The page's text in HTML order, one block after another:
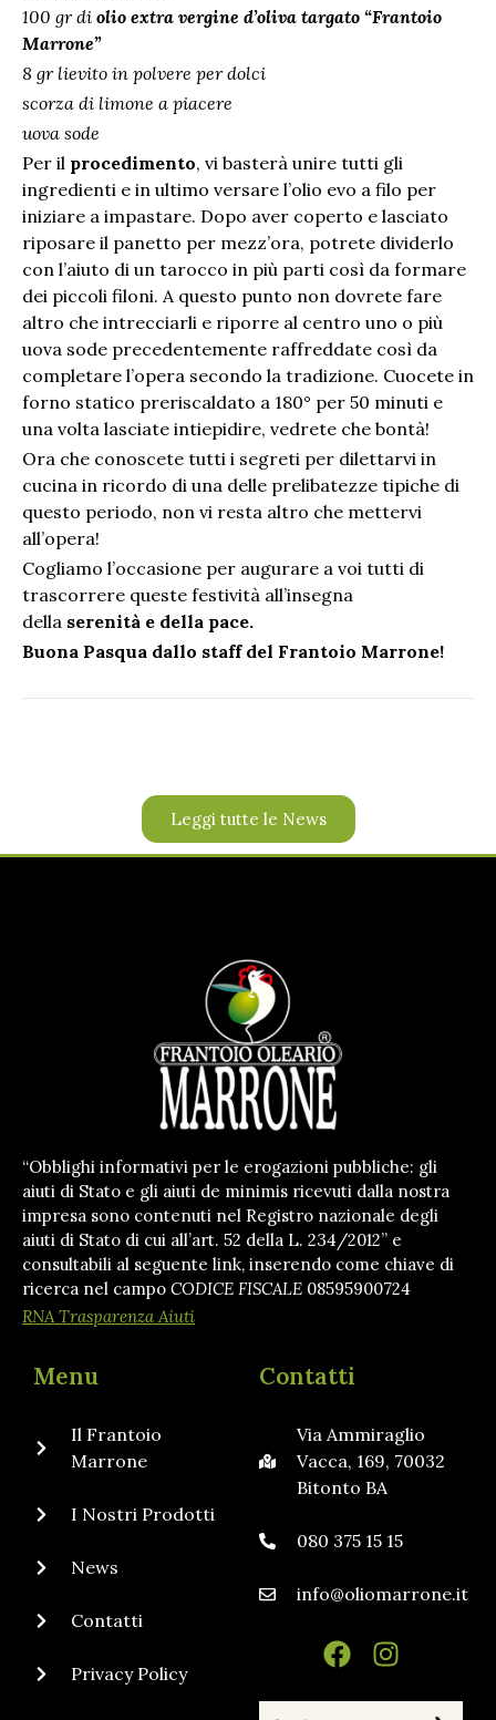
100 gr di olio extra vergine d’oliva targato “Frantoio
Marrone”
8 gr lievito in polvere per dolci
scorza di limone a piacere
uova sode
Per il procedimento, vi basterà unire tutti gli
ingredienti e in ultimo versare l’olio evo a filo per
iniziare a impastare. Dopo aver coperto e lasciato
riposare il panetto per mezz’ora, potrete dividerlo
con l’aiuto di un tarocco in più parti così da formare
dei piccoli filoni. A questo punto non dovrete fare
altro che intrecciarli e riporre al centro uno o più
uova sode precedentemente raffreddate così da
completare l’opera secondo la tradizione. Cuocete in
forno statico preriscaldato a 180° per 50 minuti e
una volta lasciate intiepidire, vedrete che bontà!
Ora che conoscete tutti i segreti per dilettarvi in
cucina in ricordo di una delle prelibatezze tipiche di
questo periodo, non vi resta altro che mettervi
all’opera!
Cogliamo l’occasione per augurare a voi tutti di
trascorrere queste festività all’insegna
della serenità e della pace.
Buona Pasqua dallo staff del Frantoio Marrone!
Leggi tutte le News
“Obblighi informativi per le erogazioni pubbliche: gli
aiuti di Stato e gli aiuti de minimis ricevuti dalla nostra
impresa sono contenuti nel Registro nazionale degli
aiuti di Stato di cui all’art. 52 della L. 234/2012” e
consultabili al seguente link, inserendo come chiave di
ricerca nel campo CODICE FISCALE 08595900724
RNA Trasparenza Aiuti
Menu
Il Frantoio
Marrone
I Nostri Prodotti
News
Contatti
Privacy Policy
Contatti
Via Ammiraglio
Vacca, 169, 70032
Bitonto BA
080 375 15 15
info@oliomarrone.it